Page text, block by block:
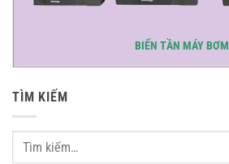
BIẾN TẦN MÁY BƠM
TÌM KIẾM